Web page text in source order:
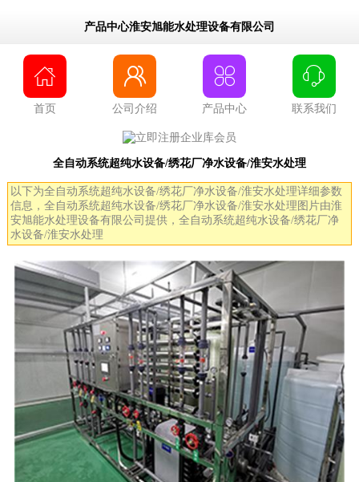
产品中心淮安旭能水处理设备有限公司

首页

公司介绍

产品中心

联系我们
全自动系统超纯水设备/绣花厂净水设备/淮安水处理
以下为全自动系统超纯水设备/绣花厂净水设备/淮安水处理详细参数
信息，全自动系统超纯水设备/绣花厂净水设备/淮安水处理图片由淮
安旭能水处理设备有限公司提供，全自动系统超纯水设备/绣花厂净
水设备/淮安水处理